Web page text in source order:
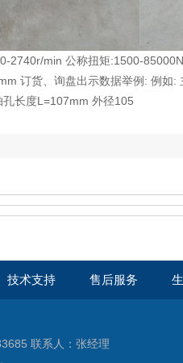
2740r/min 公称扭矩:1500-
订货、询盘出示数据举例: 例如
长度L=107mm 外径105
技术支持 售后服务
联系人：张经理